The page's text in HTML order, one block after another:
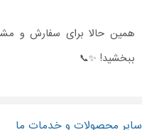
همین حالا برای سفارش و
ببخشید! ✨📞
سایر محصولات و خدمات ما